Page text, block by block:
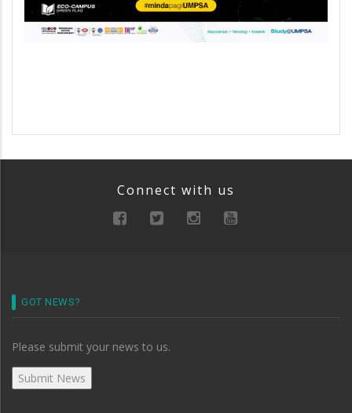
Connect with us
GOT NEWS?
Please submit your news to us.